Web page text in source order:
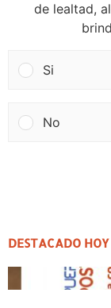
de lealtad,
Si
No
DESTACADO HOY